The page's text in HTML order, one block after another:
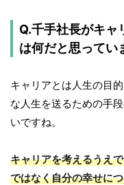
Q.千手社長がキャ
は何だと思ってい
キャリアとは人生の目
な人生を送るための手
いですね。
キャリアを考えるうえ
ではなく自分の幸せに